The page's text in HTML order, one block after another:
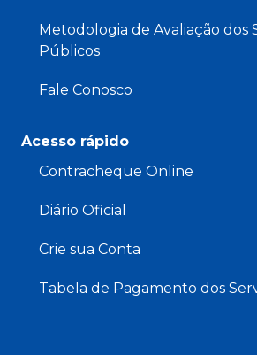
Metodologia de Avaliação dos
Públicos
Fale Conosco
Acesso rápido
Contracheque Online
Diário Oficial
Crie sua Conta
Tabela de Pagamento dos